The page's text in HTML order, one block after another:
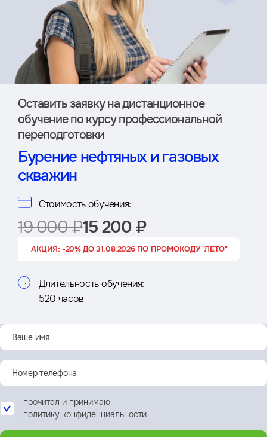
Оставить заявку на дистан­ционное
обучение по курсу профессиональной
переподготовки
Бурение нефтяных и газовых
скважин
Стоимость обучения:
19 000 ₽15 200 ₽
АКЦИЯ: -20% ДО 31.08.2026 ПО ПРОМОКОДУ "ЛЕТО"
Длительность обучения:
520 часов
прочитал и принимаю
политику конфиденциальности